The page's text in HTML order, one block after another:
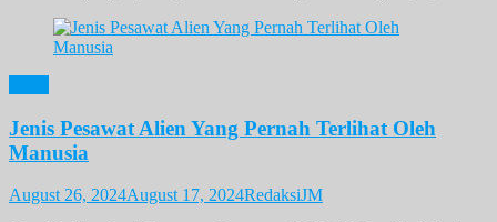
Jenis Pesawat Alien Yang Pernah Terlihat Oleh
Manusia
August 26, 2024August 17, 2024RedaksiJM